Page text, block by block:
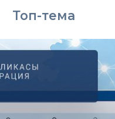
Топ-тема